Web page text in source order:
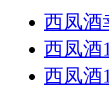
西凤酒
西凤酒
西凤酒